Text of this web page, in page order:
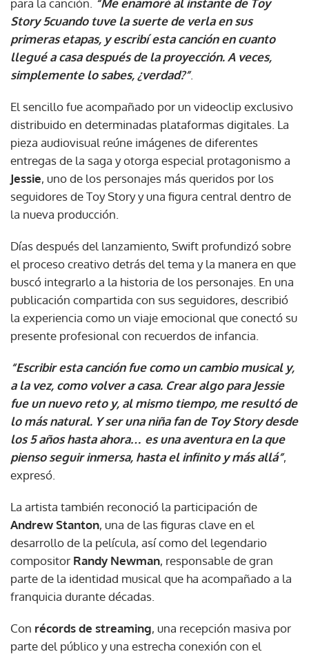
para la canción. “Me enamoré al instante de Toy
Story 5cuando tuve la suerte de verla en sus
primeras etapas, y escribí esta canción en cuanto
llegué a casa después de la proyección. A veces,
simplemente lo sabes, ¿verdad?”.
El sencillo fue acompañado por un videoclip exclusivo
distribuido en determinadas plataformas digitales. La
pieza audiovisual reúne imágenes de diferentes
entregas de la saga y otorga especial protagonismo a
Jessie, uno de los personajes más queridos por los
seguidores de Toy Story y una figura central dentro de
la nueva producción.
Días después del lanzamiento, Swift profundizó sobre
el proceso creativo detrás del tema y la manera en que
buscó integrarlo a la historia de los personajes. En una
publicación compartida con sus seguidores, describió
la experiencia como un viaje emocional que conectó su
presente profesional con recuerdos de infancia.
“Escribir esta canción fue como un cambio musical y,
a la vez, como volver a casa. Crear algo para Jessie
fue un nuevo reto y, al mismo tiempo, me resultó de
lo más natural. Y ser una niña fan de Toy Story desde
los 5 años hasta ahora… es una aventura en la que
pienso seguir inmersa, hasta el infinito y más allá”,
expresó.
La artista también reconoció la participación de
Andrew Stanton, una de las figuras clave en el
desarrollo de la película, así como del legendario
compositor Randy Newman, responsable de gran
parte de la identidad musical que ha acompañado a la
franquicia durante décadas.
Con récords de streaming, una recepción masiva por
parte del público y una estrecha conexión con el